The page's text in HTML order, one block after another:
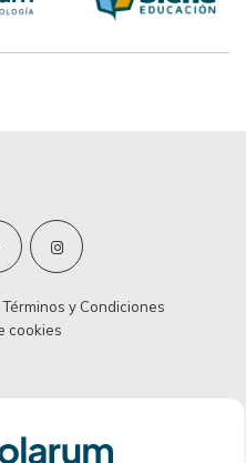
Términos y Condiciones
cookies